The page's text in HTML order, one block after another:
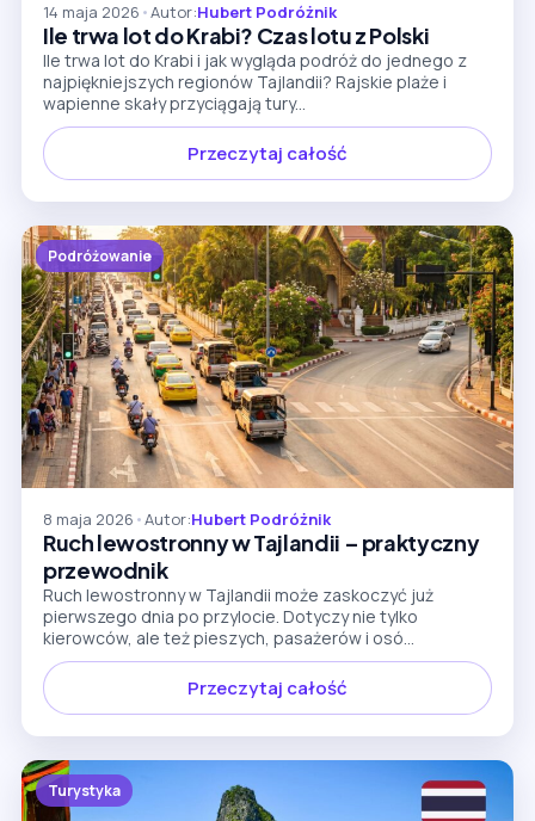
14 maja 2026 •Autor:Hubert Podróżnik
Ile trwa lot do Krabi? Czas lotu z Polski
Ile trwa lot do Krabi i jak wygląda podróż do jednego z
najpiękniejszych regionów Tajlandii? Rajskie plaże i
wapienne skały przyciągają tury...
Przeczytaj całość
Podróżowanie
8 maja 2026 •Autor:Hubert Podróżnik
Ruch lewostronny w Tajlandii – praktyczny
przewodnik
Ruch lewostronny w Tajlandii może zaskoczyć już
pierwszego dnia po przylocie. Dotyczy nie tylko
kierowców, ale też pieszych, pasażerów i osó...
Przeczytaj całość
Turystyka